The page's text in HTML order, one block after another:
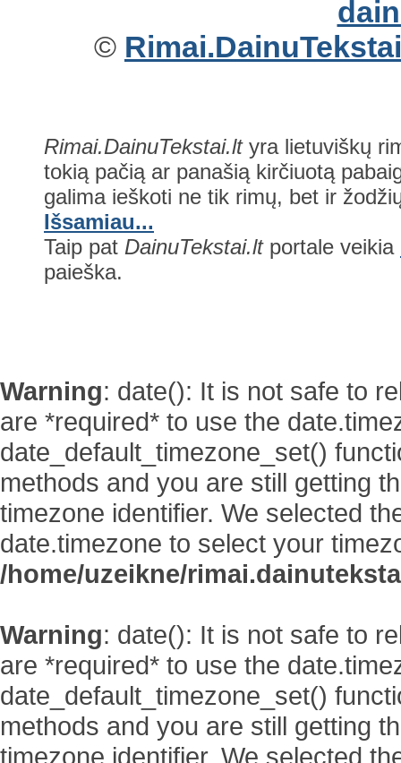
©
Rimai.DainuTekstai.ltyra lietuviškų
tokią pačią ar panašią kirčiuotą
galima ieškoti ne tik rimų, bet ir
Išsamiau...
Taip pat DainuTekstai.ltportale veikia
paieška.
Warning: date(): It is not safe to
are *required* to use the
date_default_timezone_set()
methods and you are still getting
timezone identifier. We selected
date.timezone to select your
/home/uzeikne/
Warning: date(): It is not safe to
are *required* to use the
date_default_timezone_set()
methods and you are still getting
timezone identifier. We selected